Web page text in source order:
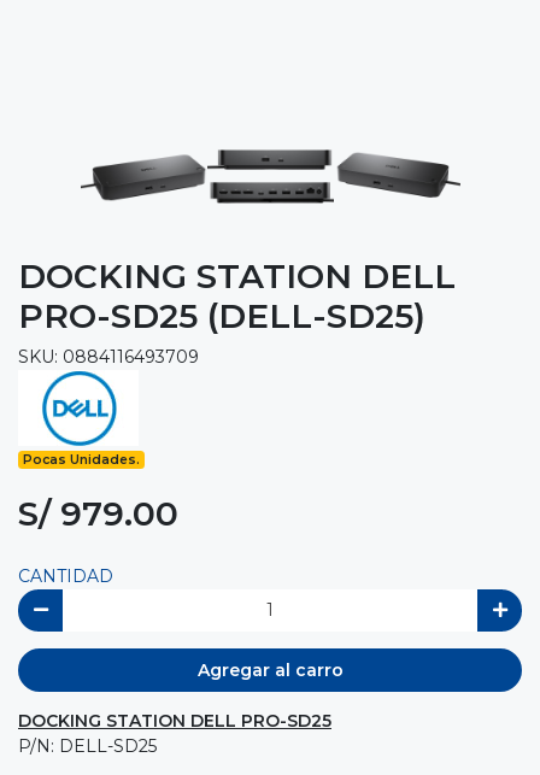
DOCKING STATION DELL
PRO-SD25 (DELL-SD25)
SKU: 0884116493709
Pocas Unidades.
S/ 979.00
CANTIDAD
Agregar al carro
DOCKING STATION DELL PRO-SD25
P/N: DELL-SD25